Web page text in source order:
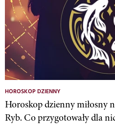
HOROSKOP DZIENNY
Horoskop dzienny miłosny
Ryb. Co przygotowały dla